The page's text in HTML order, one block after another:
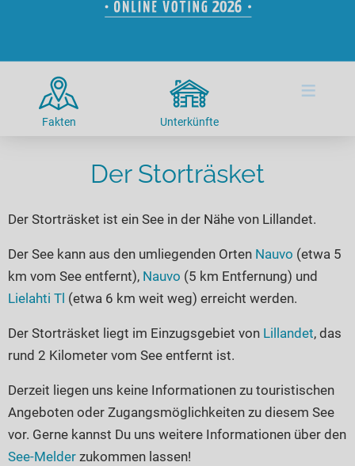
Radtouren am See
Kitesurfen
Kanu- & Kajaktouren
Badeseen in Deutschland
Wellness am See
Romantik Hotels
Urlaub an der Küste
Unterkünfte
Hotels am See
Ferienwohnungen
Kanu- & Kajak-Urlaub
Wanderurlaub
Bikeurlaub
Auszeit & Wellness
Camping am See
Top-Hotels
Familienhotels
Wellness-Hotels
Biohotels
Ausgefallenes
Häuser auf dem Wasser
Hundefreundliche Unterkünfte
Glamping
Seen in Deutschland
Seen in Europa
Überwachte Badestellen
Unsere See-Highlights
Deutschlands schönste Seen
Top Seen nach Bundesländern
Top Seen nach Regionen
Deutschlands Lieblingsseen
Seen in Europa
Österreich
Schweiz
Frankreich
Fakten Unterkünfte
≡
Der Storträsket
Der Storträsket ist ein See in der Nähe von Lillandet.
Der See kann aus den umliegenden Orten Nauvo (etwa 5
km vom See entfernt), Nauvo (5 km Entfernung) und
Lielahti Tl (etwa 6 km weit weg) erreicht werden.
Der Storträsket liegt im Einzugsgebiet von Lillandet, das
rund 2 Kilometer vom See entfernt ist.
Derzeit liegen uns keine Informationen zu touristischen
Angeboten oder Zugangsmöglichkeiten zu diesem See
vor. Gerne kannst Du uns weitere Informationen über den
See-Melder zukommen lassen!